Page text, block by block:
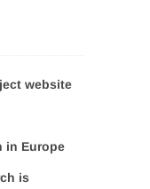
website
in Europe
is